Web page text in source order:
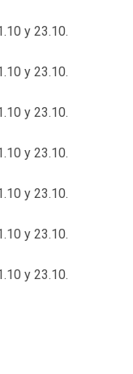
y 23.10.
y 23.10.
y 23.10.
y 23.10.
y 23.10.
y 23.10.
y 23.10.